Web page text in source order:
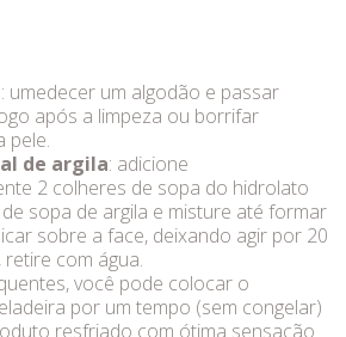
: umedecer um algodão e passar
após a limpeza ou borrifar
pele.
de argila: adicione
2 colheres de sopa do hidrolato
sopa de argila e misture até formar
sobre a face, deixando agir por 20
com água.
você pode colocar o
por um tempo (sem congelar)
resfriado com ótima sensação